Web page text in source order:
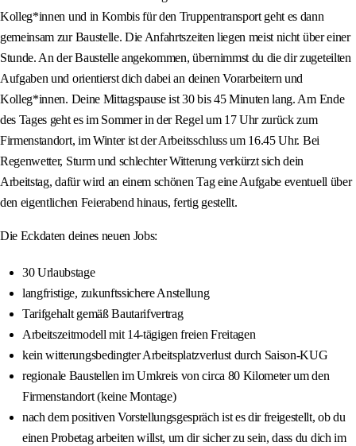
Kolleg*innen und in Kombis für den Truppentransport geht es dann
gemeinsam zur Baustelle. Die Anfahrtszeiten liegen meist nicht über einer
Stunde. An der Baustelle angekommen, übernimmst du die dir zugeteilten
Aufgaben und orientierst dich dabei an deinen Vorarbeitern und
Kolleg*innen. Deine Mittagspause ist 30 bis 45 Minuten lang. Am Ende
des Tages geht es im Sommer in der Regel um 17 Uhr zurück zum
Firmenstandort, im Winter ist der Arbeitsschluss um 16.45 Uhr. Bei
Regenwetter, Sturm und schlechter Witterung verkürzt sich dein
Arbeitstag, dafür wird an einem schönen Tag eine Aufgabe eventuell über
den eigentlichen Feierabend hinaus, fertig gestellt.
Die Eckdaten deines neuen Jobs:
30 Urlaubstage
langfristige, zukunftssichere Anstellung
Tarifgehalt gemäß Bautarifvertrag
Arbeitszeitmodell mit 14-tägigen freien Freitagen
kein witterungsbedingter Arbeitsplatzverlust durch Saison-KUG
regionale Baustellen im Umkreis von circa 80 Kilometer um den
Firmenstandort (keine Montage)
nach dem positiven Vorstellungsgespräch ist es dir freigestellt, ob du
einen Probetag arbeiten willst, um dir sicher zu sein, dass du dich im